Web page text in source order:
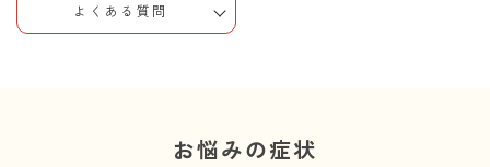
よくある質問
お悩みの症状